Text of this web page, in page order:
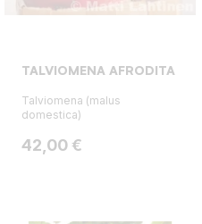
TALVIOMENA AFRODITA
Talviomena (malus
domestica)
Hinta
42,00 €